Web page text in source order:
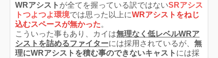
WRアシスト が全てを握っている訳ではないSRアシス
トつよつよ環境では思った以上にWRアシストをねじ
込むスペースが無かった。
こういった事もあり、カイは無理なく低レベルWRア
シストを詰めるファイターには採用されているが、 無
理にWRアシストを積む事のできないキャスト には採